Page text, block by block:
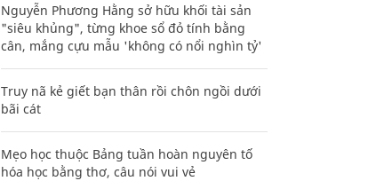
Nguyễn Phương Hằng sở hữu khối tài sản
"siêu khủng", từng khoe sổ đỏ tính bằng
cân, mắng cựu mẫu 'không có nổi nghìn tỷ'
Truy nã kẻ giết bạn thân rồi chôn ngồi dưới
bãi cát
Mẹo học thuộc Bảng tuần hoàn nguyên tố
hóa học bằng thơ, câu nói vui vẻ